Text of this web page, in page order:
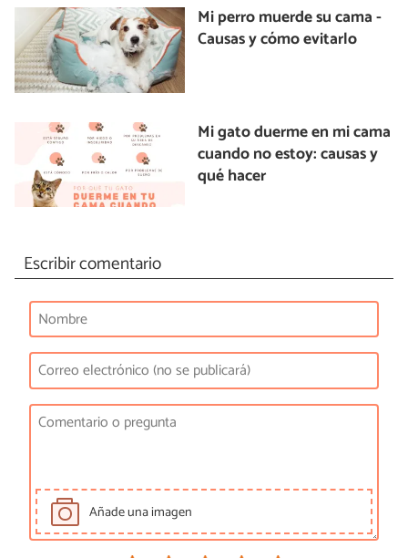
Mi perro muerde su cama -
Causas y cómo evitarlo
Mi gato duerme en mi cama
cuando no estoy: causas y
qué hacer
Escribir comentario
Añade una imagen